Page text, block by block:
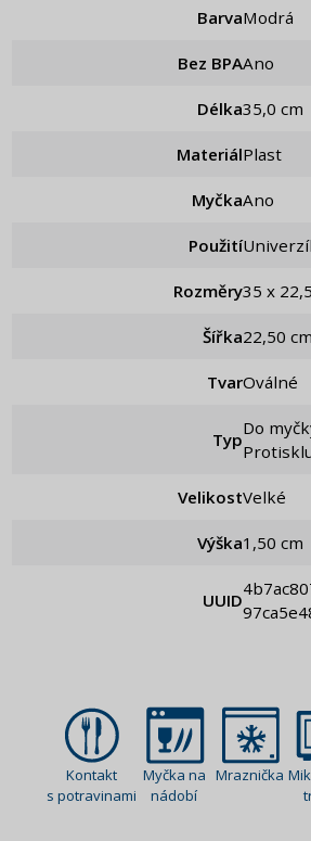
Barva Modrá
Bez BPA Ano
Délka 35,0 cm
Materiál Plast
Myčka Ano
Použití
Rozměry 35 x
Šířka 22,50 cm
Tvar Oválné
Typ
Do myčky , Klasická ,
Velikost Velké
Výška 1,50 cm
UUID
4b7ac807-e290-46e3-bded-
Kontakt
s potravinami
Myčka na
nádobí
Mraznička